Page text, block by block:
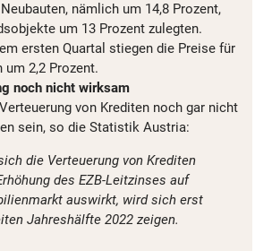
nämlich um 14,8 Prozent,
um 13 Prozent zulegten.
ersten Quartal stiegen die Preise für
2,2 Prozent.
noch nicht wirksam
von Krediten noch gar nicht
sein, so die Statistik Austria:
die Verteuerung von Krediten
des EZB-Leitzinses auf
auswirkt, wird sich erst
Jahreshälfte 2022 zeigen.